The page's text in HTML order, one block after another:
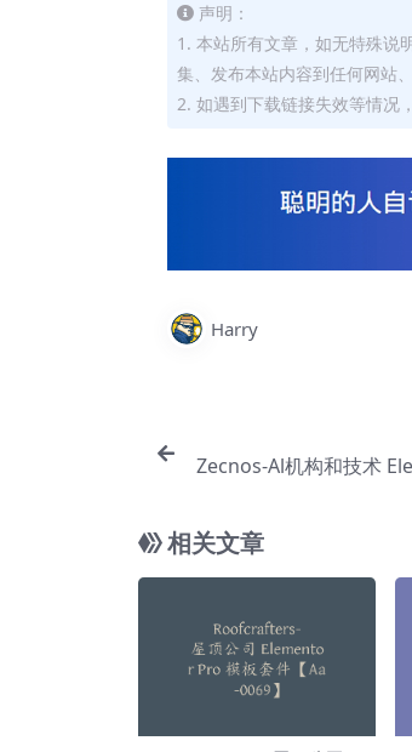
声明：
1. 本站所有文章，如无特殊说
集、发布本站内容到任何网站
2. 如遇到下载链接失效等情况
Harry
Zecnos-Al机构和技术
相关文章